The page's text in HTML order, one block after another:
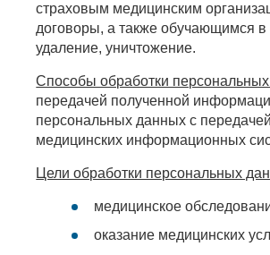
страховым медицинским
договоры, а также обучающимся в
удаление, уничтожение.
Способы обработки
передачей полученной
персональных данных с
медицинских информационных
Цели обработки персональных
медицинское
оказание медицинских